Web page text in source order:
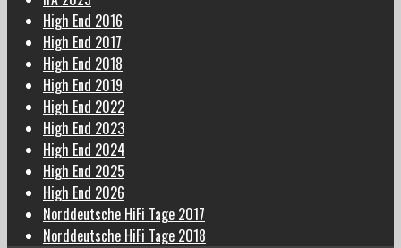
High End 2016
High End 2017
High End 2018
High End 2019
High End 2022
High End 2023
High End 2024
High End 2025
High End 2026
Norddeutsche HiFi Tage 2017
Norddeutsche HiFi Tage 2018